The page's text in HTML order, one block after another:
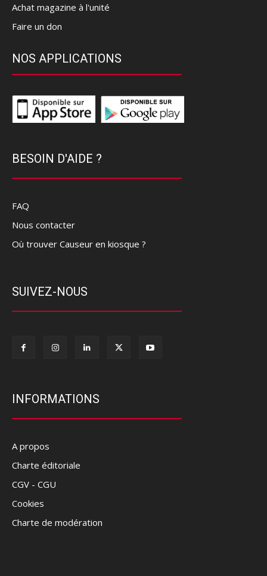
Achat magazine à l'unité
Faire un don
NOS APPLICATIONS
BESOIN D'AIDE ?
FAQ
Nous contacter
Où trouver Causeur en kiosque ?
SUIVEZ-NOUS
INFORMATIONS
A propos
Charte éditoriale
CGV - CGU
Cookies
Charte de modération